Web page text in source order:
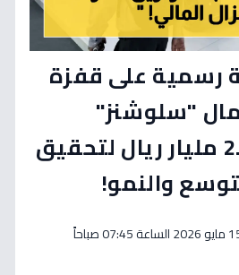
رسمية على قفزة
"سلوشنز"
السعودية - 2.4 مليار ريال لتحقيق
والنمو!
07:45 صباحاً